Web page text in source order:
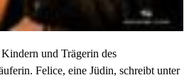
und Trägerin des
Felice, eine Jüdin, schreibt unter